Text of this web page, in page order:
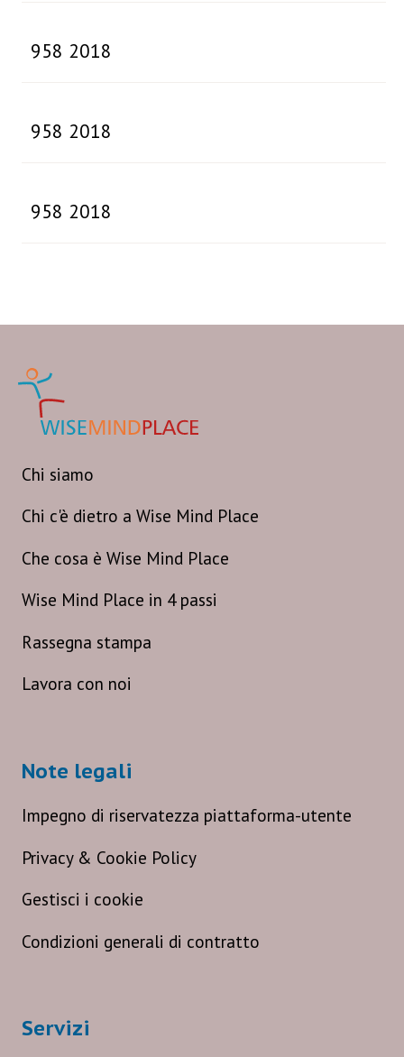
958 2018
958 2018
958 2018
Chi siamo
Chi c'è dietro a Wise Mind Place
Che cosa è Wise Mind Place
Wise Mind Place in 4 passi
Rassegna stampa
Lavora con noi
Note legali
Impegno di riservatezza piattaforma-utente
Privacy & Cookie Policy
Gestisci i cookie
Condizioni generali di contratto
Servizi